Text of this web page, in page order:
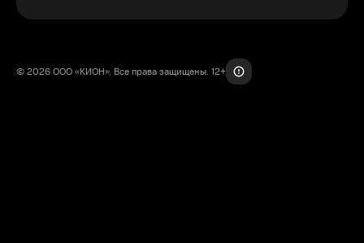
© 2026 ООО «КИОН». Все права защищены. 12+